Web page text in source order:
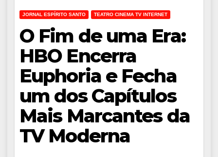
JORNAL ESPÍRITO SANTO TEATRO CINEMA TV INTERNET
O Fim de uma Era:
HBO Encerra
Euphoria e Fecha
um dos Capítulos
Mais Marcantes da
TV Moderna